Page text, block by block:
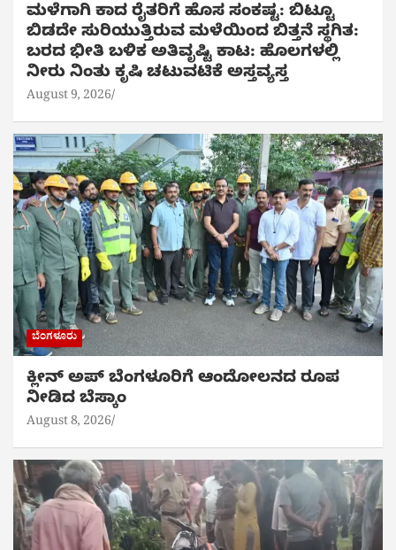
ಮಳೆಗಾಗಿ ಕಾದ ರೈತರಿಗೆ ಹೊಸ ಸಂಕಷ್ಟ: ಬಿಟ್ಟೂ
ಬಿಡದೇ ಸುರಿಯುತ್ತಿರುವ ಮಳೆಯಿಂದ ಬಿತ್ತನೆ ಸ್ಥಗಿತ:
ಬರದ ಭೀತಿ ಬಳಿಕ ಅತಿವೃಷ್ಟಿ ಕಾಟ: ಹೊಲಗಳಲ್ಲಿ
ನೀರು ನಿಂತು ಕೃಷಿ ಚಟುವಟಿಕೆ ಅಸ್ತವ್ಯಸ್ತ
August 9, 2026
ಬೆಂಗಳೂರು
ಕ್ಲೀನ್ ಅಪ್ ಬೆಂಗಳೂರಿಗೆ ಆಂದೋಲನದ ರೂಪ
ನೀಡಿದ ಬೆಸ್ಕಾಂ
August 8, 2026